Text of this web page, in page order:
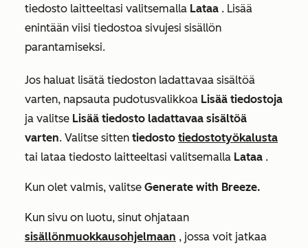
tiedosto laitteeltasi valitsemalla Lataa . Lisää
enintään viisi tiedostoa sivujesi sisällön
parantamiseksi.
Jos haluat lisätä tiedoston ladattavaa sisältöä
varten, napsauta pudotusvalikkoa Lisää tiedostoja
ja valitse Lisää tiedosto ladattavaa sisältöä
varten. Valitse sitten tiedosto tiedostotyökalusta
tai lataa tiedosto laitteeltasi valitsemalla Lataa .
Kun olet valmis, valitse Generate with Breeze.
Kun sivu on luotu, sinut ohjataan
sisällönmuokkausohjelmaan , jossa voit jatkaa